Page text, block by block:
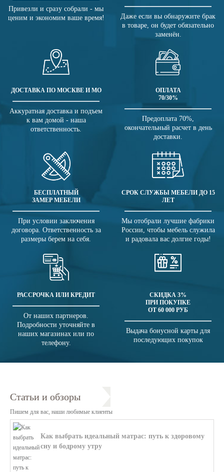
Привезли и сразу собрали - мы
ценим и экономим ваше время!
Даже если вы обнаружите брак
в товаре, он будет обязательно
заменён.
ДОСТАВКА ПО МОСКВЕ И МО
Аккуратная доставка и подъем
к вам домой - наша
ответственность.
ОПЛАТА
70/30%
Предоплата 70%,
окончательный расчет в день
доставки.
БЕСПЛАТНЫЙ
ЗАМЕР МЕБЕЛИ
При условии заключения
договора. Ответственность за
размеры берем на себя.
СРОК СЛУЖБЫ МЕБЕЛИ ДО 15
ЛЕТ
Мы отобрали лучшие фабрики
России, чтобы мебель служила
и радовала вас долгие годы!
РАССРОЧКА ИЛИ КРЕДИТ
От наших партнеров.
Подробности уточняйте в
наших магазинах или по
телефону.
СКИДКА 3%
ПРИ ПОКУПКЕ
ОТ 60 000 РУБ
Выдача бонусной карты для
последующих покупок
Статьи и обзоры
Пишем для вас, наши любимые клиенты
Как выбрать идеальный матрас: путь к здоровому
сну и бодрому утру